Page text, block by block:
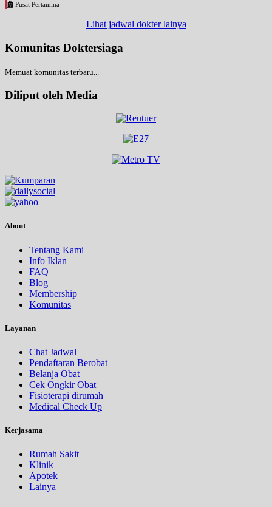
Pusat Pertamina
Lihat jadwal dokter lainya
Komunitas Doktersiaga
Memuat komunitas terbaru...
Diliput oleh Media
About
Tentang Kami
Info Iklan
FAQ
Blog
Membership
Komunitas
Layanan
Chat Jadwal
Pendaftaran Berobat
Belanja Obat
Cek Ongkir Obat
Fisioterapi dirumah
Medical Check Up
Kerjasama
Rumah Sakit
Klinik
Apotek
Lainya